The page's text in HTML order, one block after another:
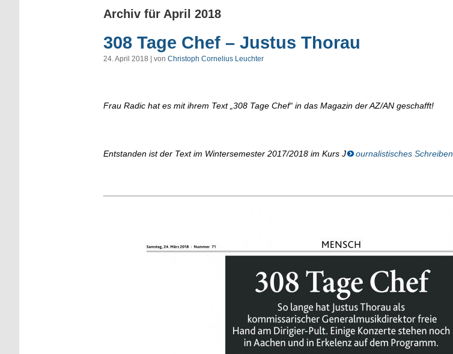
Archiv für April 2018
308 Tage Chef – Justus Thorau
24. April 2018 | von Christoph Cornelius Leuchter
Frau Radic hat es mit ihrem Text „308 Tage Chef“ in das Magazin der AZ/AN geschafft!
Entstanden ist der Text im Wintersemester 2017/2018 im Kurs J ournalistisches Schreiben